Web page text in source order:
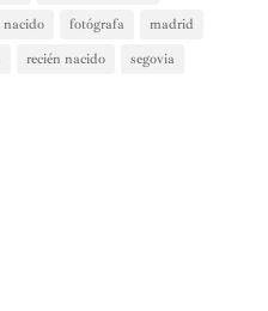
nacido fotógrafa
madrid
recién nacido
segovia